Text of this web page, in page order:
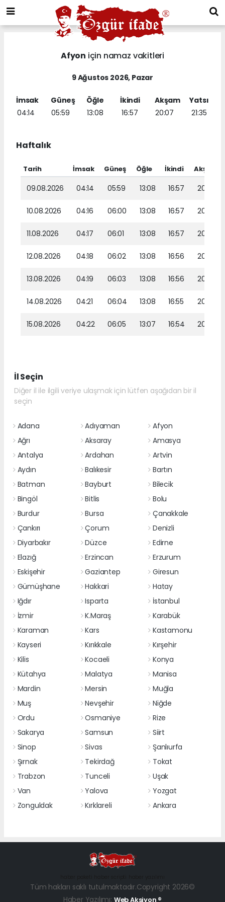
Afyon için namaz vakitleri
9 Ağustos 2026, Pazar
İmsak
04:14
Güneş
05:59
Öğle
13:08
İkindi
16:57
Akşam
20:07
Yatsı
21:35
Haftalık
Tarih İmsak Güneş Öğle İkindi Akşam
09.08.2026 04:14 05:59 13:08 16:57 20:07
10.08.2026 04:16 06:00 13:08 16:57 20:06
11.08.2026 04:17 06:01 13:08 16:57 20:05
12.08.2026 04:18 06:02 13:08 16:56 20:03
13.08.2026 04:19 06:03 13:08 16:56 20:02
14.08.2026 04:21 06:04 13:08 16:55 20:01
15.08.2026 04:22 06:05 13:07 16:54 20:00
İl Seçin
Diğer il ile ilgili veriye ulaşmak için lütfen aşağıdan bir il
seçin
Adana Adıyaman
Afyon
Ağrı
Aksaray
Amasya
Antalya
Ardahan
Artvin
Aydın
Balıkesir
Bartın
Batman
Bayburt
Bilecik
Bingöl
Bitlis
Bolu
Burdur
Bursa
Çanakkale
Çankırı
Çorum
Denizli
Diyarbakır
Düzce
Edirne
Elazığ
Erzincan
Erzurum
Eskişehir
Gaziantep
Giresun
Gümüşhane
Hakkari
Hatay
Iğdır
Isparta
İstanbul
İzmir
K.Maraş
Karabük
Karaman
Kars
Kastamonu
Kayseri
Kırıkkale
Kırşehir
Kilis
Kocaeli
Konya
Kütahya
Malatya
Manisa
Mardin
Mersin
Muğla
Muş
Nevşehir
Niğde
Ordu
Osmaniye
Rize
Sakarya
Samsun
Siirt
Sinop
Sivas
Şanlıurfa
Şırnak
Tekirdağ
Tokat
Trabzon
Tunceli
Uşak
Van
Yalova
Yozgat
Zonguldak
Kırklareli Ankara
Tüm hakları saklı tutulmaktadır.Copyright 2026©
Haber Yazılımı: Web Aksiyon ®